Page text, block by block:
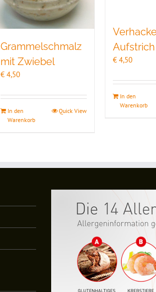
Grammelschmalz
mit Zwiebel
€ 4,50
In den
Warenkorb
Quick View
Aufstrich
€ 4,50
In den
Warenkorb